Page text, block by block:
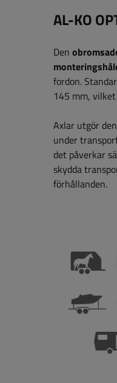
AL-KO
Den
fordon.
145 mm,
Axlar utgör
under
det påverkar
skydda
förhållanden.